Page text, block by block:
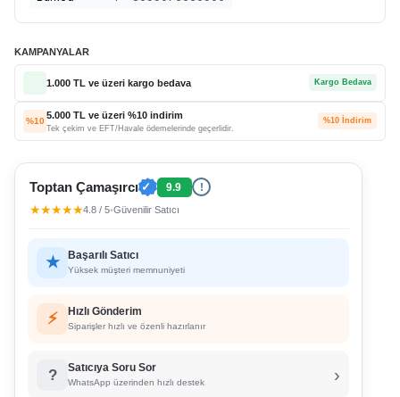
KAMPANYALAR
1.000 TL ve üzeri kargo bedava Kargo Bedava
%10
5.000 TL ve üzeri %10 indirim
Tek çekim ve EFT/Havale ödemelerinde geçerlidir.
%10 İndirim
Toptan Çamaşırcı ✓ 9.9 !
★★★★★4.8 / 5•Güvenilir Satıcı
★ Başarılı Satıcı
Yüksek müşteri memnuniyeti
⚡ Hızlı Gönderim
Siparişler hızlı ve özenli hazırlanır
? Satıcıya Soru Sor
WhatsApp üzerinden hızlı destek ›